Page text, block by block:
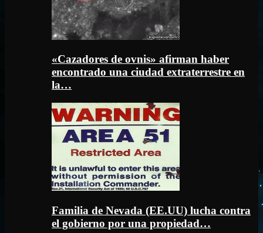
«Cazadores de ovnis» afirman haber
encontrado una ciudad extraterrestre en
la…
Familia de Nevada (EE.UU) lucha contra
el gobierno por una propiedad…